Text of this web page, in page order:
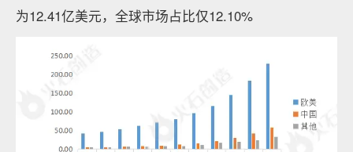
为12.41亿美元，全球市场占比仅12.10%